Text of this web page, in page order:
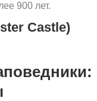
900 лет.
Castle)